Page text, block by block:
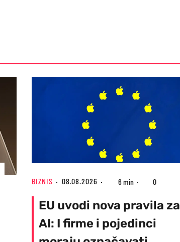
BIZNIS 08.08.2026 6 min 0
EU uvodi nova pravila za
AI: I firme i pojedinci